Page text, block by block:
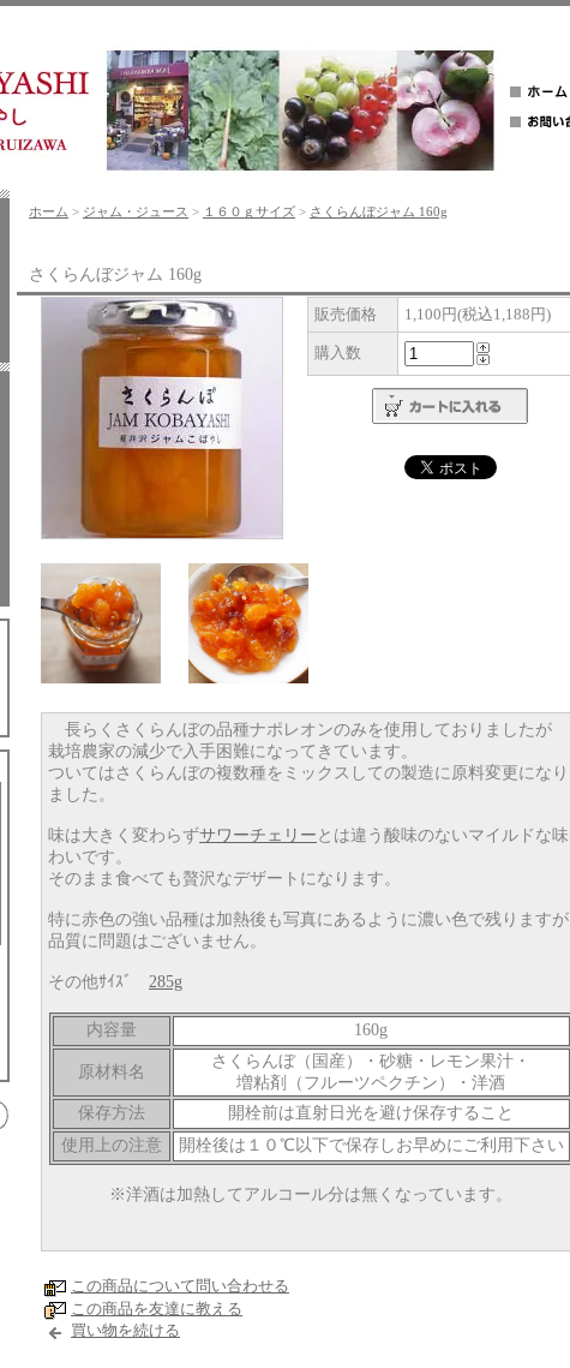
ホーム > ジャム・ジュース > １６０ｇサイズ > さくらんぼジャム 160g
さくらんぼジャム 160g
販売価格 1,100円(税込1,188円)
購入数
長らくさくらんぼの品種ナポレオンのみを使用しておりましたが
栽培農家の減少で入手困難になってきています。
ついてはさくらんぼの複数種をミックスしての製造に原料変更になり
ました。
味は大きく変わらずサワーチェリー とは違う酸味のないマイルドな味
わいです。
そのまま食べても贅沢なデザートになります。
特に赤色の強い品種は加熱後も写真にあるように濃い色で残りますが
品質に問題はございません。
その他ｻｲｽﾞ 285g
内容量 160g
原材料名
さくらんぼ（国産）・砂糖・レモン果汁・
増粘剤（フルーツペクチン）・洋酒
保存方法
開栓前は直射日光を避け保存すること
使用上の注意
開栓後は１０℃以下で保存しお早めにご利用下さい
※洋酒は加熱してアルコール分は無くなっています。
この商品について問い合わせる
この商品を友達に教える
買い物を続ける